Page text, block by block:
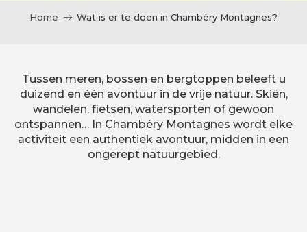
Home Wat is er te doen in Chambéry Montagnes?
Tussen meren, bossen en bergtoppen beleeft u
duizend en één avontuur in de vrije natuur. Skiën,
wandelen, fietsen, watersporten of gewoon
ontspannen… In Chambéry Montagnes wordt elke
activiteit een authentiek avontuur, midden in een
ongerept natuurgebied.